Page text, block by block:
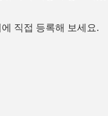
직접 등록해 보세요.